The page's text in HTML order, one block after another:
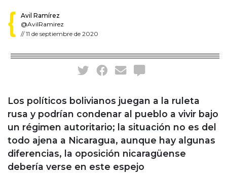
Avil Ramírez
@AvilRamirez
//11 de septiembre de 2020
Los políticos bolivianos juegan a la ruleta
rusa y podrían condenar al pueblo a vivir bajo
un régimen autoritario; la situación no es del
todo ajena a Nicaragua, aunque hay algunas
diferencias, la oposición nicaragüense
debería verse en este espejo